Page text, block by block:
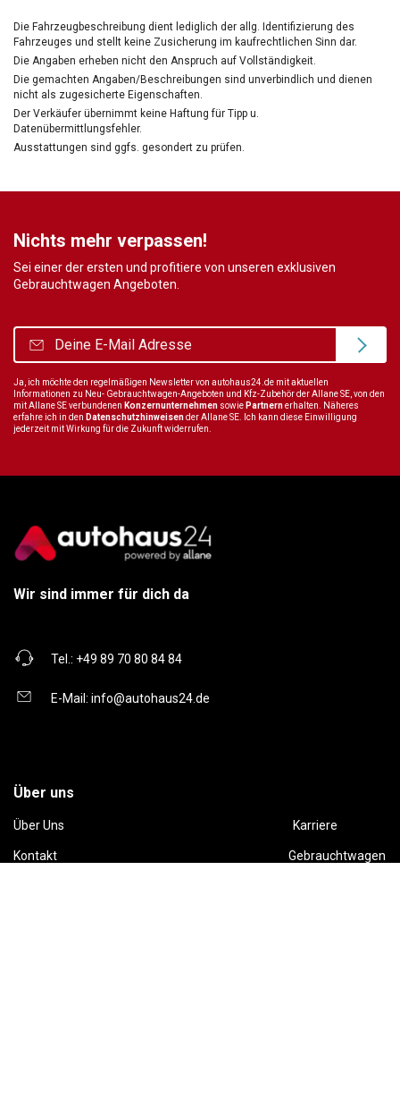
Die Fahrzeugbeschreibung dient lediglich der allg. Identifizierung des
Fahrzeuges und stellt keine Zusicherung im kaufrechtlichen Sinn dar.
Die Angaben erheben nicht den Anspruch auf Vollständigkeit.
Die gemachten Angaben/Beschreibungen sind unverbindlich und dienen
nicht als zugesicherte Eigenschaften.
Der Verkäufer übernimmt keine Haftung für Tipp u.
Datenübermittlungsfehler.
Ausstattungen sind ggfs. gesondert zu prüfen.
Nichts mehr verpassen!
Sei einer der ersten und profitiere von unseren exklusiven
Gebrauchtwagen Angeboten.
Ja, ich möchte den regelmäßigen Newsletter von autohaus24.de mit aktuellen
Informationen zu Neu- Gebrauchtwagen-Angeboten und Kfz-Zubehör der Allane SE, von den
mit Allane SE verbundenen Konzernunternehmen sowie Partnernerhalten. Näheres
erfahre ich in den Datenschutzhinweisender Allane SE. Ich kann diese Einwilligung
jederzeit mit Wirkung für die Zukunft widerrufen.
Wir sind immer für dich da
Tel.: +49 89 70 80 84 84
E-Mail: info@autohaus24.de
Über uns
Über Uns Karriere
Kontakt Gebrauchtwagen